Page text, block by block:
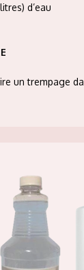
d’eau
un trempage